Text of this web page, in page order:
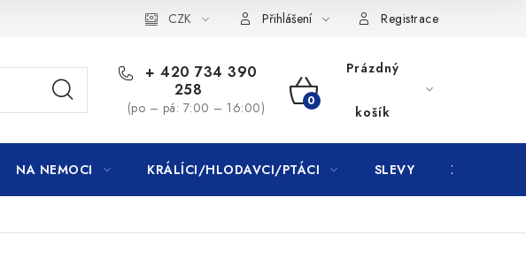
CZK Přihlášení Registrace
+ 420 734 390
258
(po – pá: 7:00 – 16:00)
NÁKUPNÍ
KOŠÍK
Prázdný
košík
NA NEMOCI KRÁLÍCI/HLODAVCI/PTÁCI SLEVY ZNAČKY